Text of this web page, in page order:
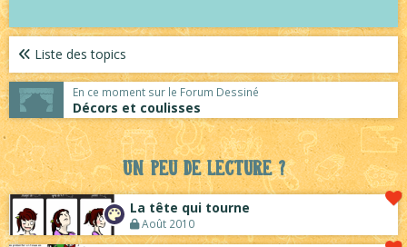
Liste des topics
En ce moment sur le Forum Dessiné
Décors et coulisses
Un peu de lecture ?
La tête qui tourne
Août 2010